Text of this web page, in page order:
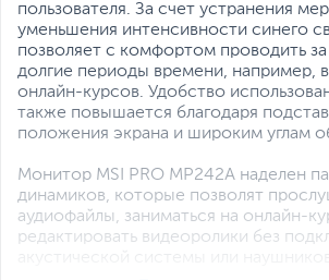
пользователя. За счет устранения
уменьшения интенсивности синего
позволяет с комфортом проводить
долгие периоды времени, например,
онлайн-курсов. Удобство
также повышается благодаря
положения экрана и широким углам
Монитор MSI PRO MP242A наделен
динамиков, которые позволят
аудиофайлы, заниматься на онлайн-
редактировать видеоролики без